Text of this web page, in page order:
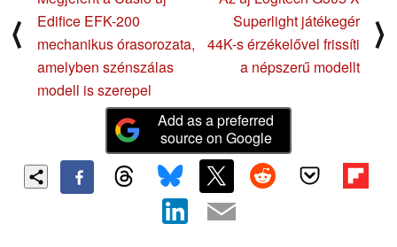
⟨
Edifice EFK-200
mechanikus órasorozata,
amelyben szénszálas
modell is szerepel
Superlight játékegér
44K-s érzékelővel frissíti
a népszerű modellt
⟩
Add as a preferred
source on Google